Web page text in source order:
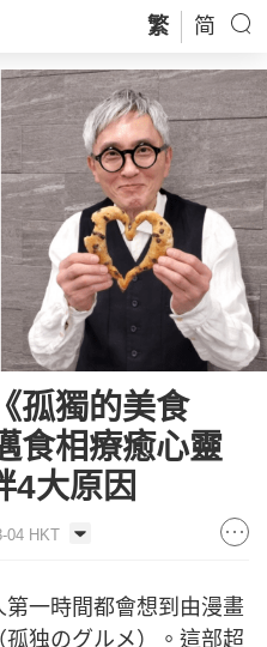
繁 简
孤獨的美食
食相療癒心靈
4大原因
04 HKT
一時間都會想到由漫畫
独のグルメ）。這部超